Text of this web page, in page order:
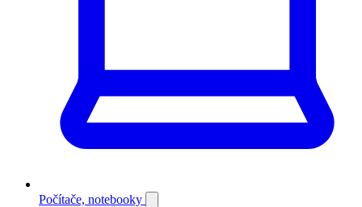
Počítače, notebooky